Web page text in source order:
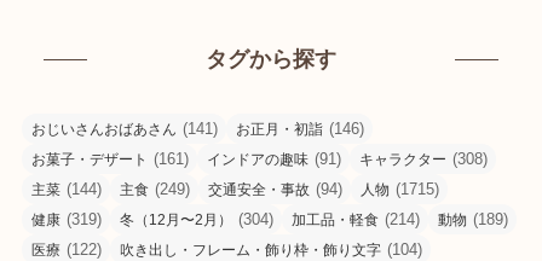
タグから探す
おじいさんおばあさん (141) お正月・初詣 (146)
お菓子・デザート (161) インドアの趣味 (91) キャラクター (308)
主菜 (144) 主食 (249) 交通安全・事故 (94) 人物 (1715)
健康 (319) 冬（12月〜2月） (304) 加工品・軽食 (214) 動物 (189)
医療 (122) 吹き出し・フレーム・飾り枠・飾り文字 (104)